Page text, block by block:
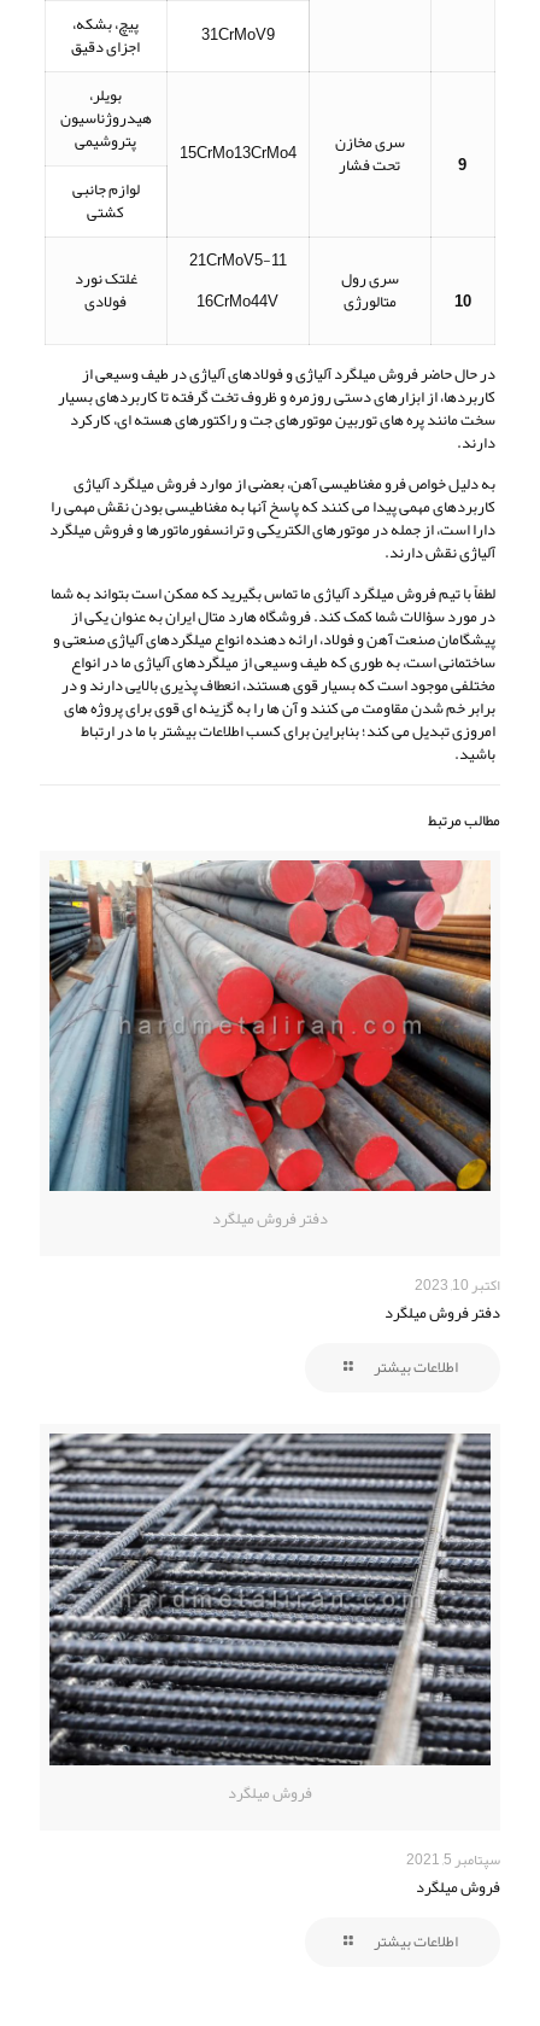
31CrMoV9 پیچ، بشکه،
اجزای دقیق
9
سری مخازن
تحت فشار 15CrMo13CrMo4
بویلر،
هیدروژناسیون
پتروشیمی
لوازم جانبی
کشتی
10
سری رول
متالورژی
21CrMoV5-11
16CrMo44V
غلتک نورد
فولادی
در حال حاضر فروش میلگرد آلیاژی و فولادهای آلیاژی در طیف وسیعی از
کاربردها، از ابزارهای دستی روزمره و ظروف تخت گرفته تا کاربردهای بسیار
سخت مانند پره های توربین موتورهای جت و راکتورهای هسته ای، کارکرد
دارند.
به دلیل خواص فرو مغناطیسی آهن، بعضی از موارد فروش میلگرد آلیاژی
کاربردهای مهمی پیدا می کنند که پاسخ آنها به مغناطیسی بودن نقش مهمی را
دارا است، از جمله در موتورهای الکتریکی و ترانسفورماتورها و فروش میلگرد
آلیاژی نقش دارند.
لطفاً با تیم فروش میلگرد آلیاژی ما تماس بگیرید که ممکن است بتواند به شما
در مورد سؤالات شما کمک کند. فروشگاه هارد متال ایران به عنوان یکی از
پیشگامان صنعت آهن و فولاد، ارائه دهنده انواع میلگردهای آلیاژی صنعتی و
ساختمانی است، به طوری که طیف وسیعی از میلگردهای آلیاژی ما در انواع
مختلفی موجود است که بسیار قوی هستند، انعطاف پذیری بالایی دارند و در
برابر خم شدن مقاومت می کنند و آن ها را به گزینه ای قوی برای پروژه های
امروزی تبدیل می کند؛ بنابراین برای کسب اطلاعات بیشتر با ما در ارتباط
باشید.
مطالب مرتبط
دفتر فروش میلگرد
اکتبر 10, 2023
دفتر فروش میلگرد
اطلاعات بیشتر
فروش میلگرد
سپتامبر 5, 2021
فروش میلگرد
اطلاعات بیشتر